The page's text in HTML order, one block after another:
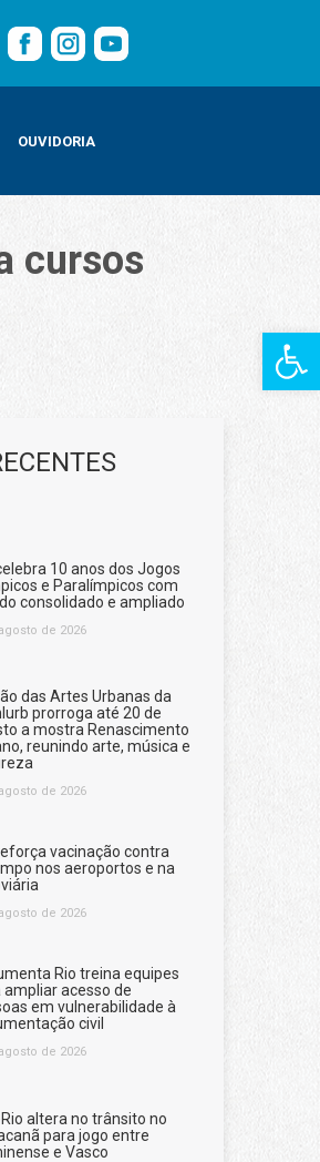
Barra de
OUVIDORIA
cursos
10 anos dos Jogos
e Paralímpicos com
consolidado e ampliado
de 2026
das Artes Urbanas da
prorroga até 20 de
a mostra Renascimento
reunindo arte, música e
de 2026
vacinação contra
nos aeroportos e na
de 2026
Rio treina equipes
ampliar acesso de
em vulnerabilidade à
civil
de 2026
Rio altera no trânsito no
para jogo entre
e Vasco